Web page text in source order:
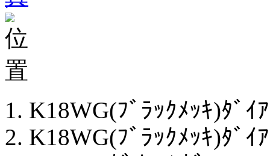
K18WG(ﾌﾞﾗｯｸﾒｯｷ)ﾀﾞｲ
K18WG(ﾌﾞﾗｯｸﾒｯｷ)ﾀﾞｲ